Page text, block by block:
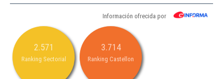
Información ofrecida por
2.571
Ranking Sectorial
3.714
Ranking Castellon